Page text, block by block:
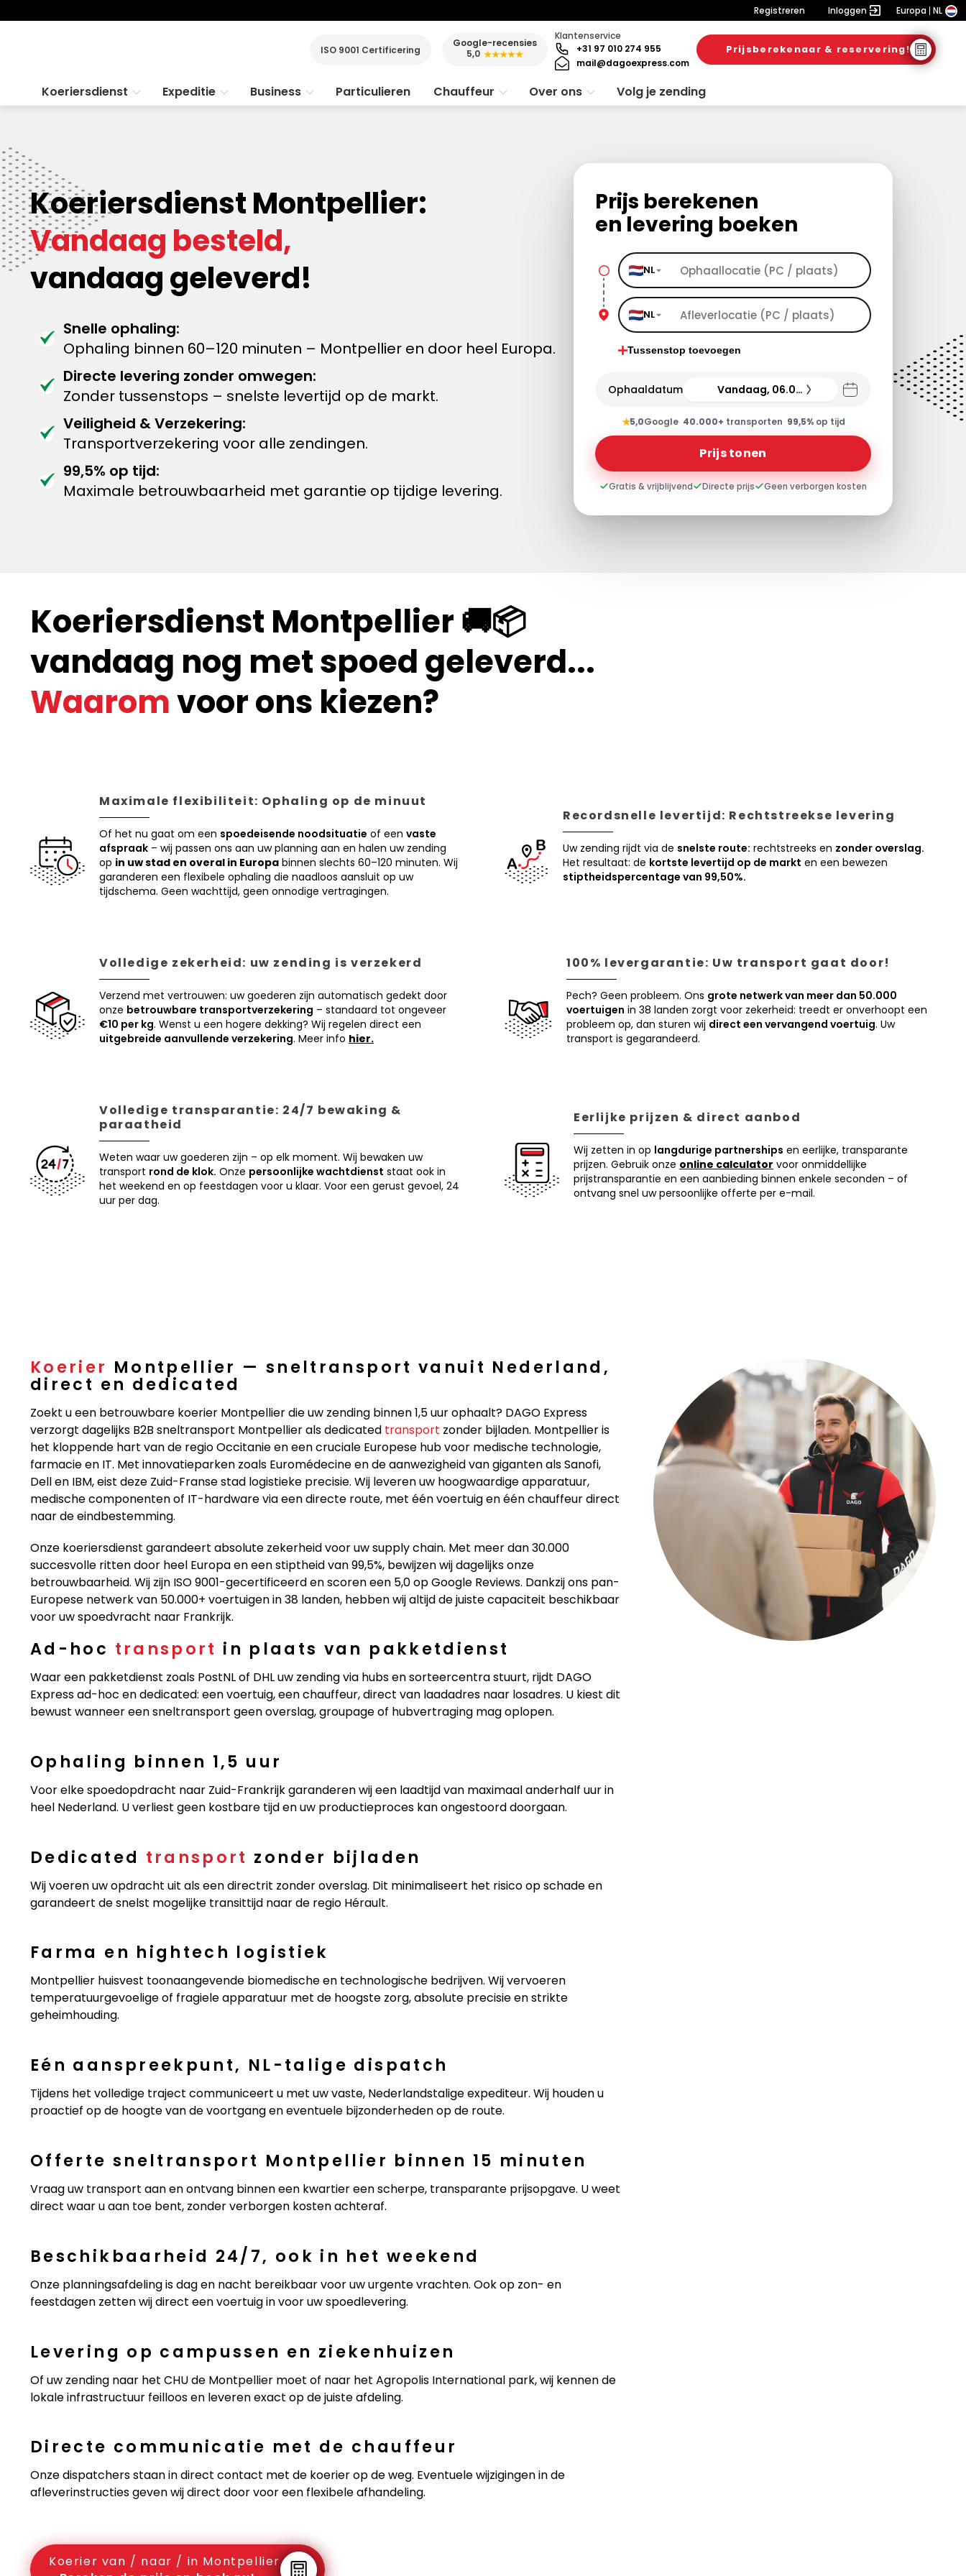
Registreren Inloggen Europa NL
ISO 9001 Certificering
Google-recensies
5,0 ★★★★★
Klantenservice
+31 97 010 274 955
mail@dagoexpress.com
Prijsberekenaar & reservering!
Koeriersdienst Expeditie Business Particulieren Chauffeur Over ons Volg je zending
Koeriersdienst Montpellier:
Vandaag besteld,
vandaag geleverd!
Snelle ophaling:
Ophaling binnen 60–120 minuten – Montpellier en door heel Europa.
Directe levering zonder omwegen:
Zonder tussenstops – snelste levertijd op de markt.
Veiligheid & Verzekering:
Transportverzekering voor alle zendingen.
99,5% op tijd:
Maximale betrouwbaarheid met garantie op tijdige levering.
Prijs berekenen
en levering boeken
NL
NL
Tussenstop toevoegen
Ophaaldatum Vandaag, 06.08.26
★5,0Google· 40.000+ transporten· 99,5%op tijd
Prijs tonen
Gratis & vrijblijvend Directe prijs Geen verborgen kosten
Koeriersdienst Montpellier 🚚📦
vandaag nog met spoed geleverd...
Waaromvoor ons kiezen?
Maximale flexibiliteit: Ophaling op de minuut
Of het nu gaat om een spoedeisende noodsituatie of een vaste
afspraak – wij passen ons aan uw planning aan en halen uw zending
op in uw stad en overal in Europa binnen slechts 60–120 minuten. Wij
garanderen een flexibele ophaling die naadloos aansluit op uw
tijdschema. Geen wachttijd, geen onnodige vertragingen.
Recordsnelle levertijd: Rechtstreekse levering
Uw zending rijdt via de snelste route: rechtstreeks en zonder overslag.
Het resultaat: de kortste levertijd op de markt en een bewezen
stiptheidspercentage van 99,50%.
Volledige zekerheid: uw zending is verzekerd
Verzend met vertrouwen: uw goederen zijn automatisch gedekt door
onze betrouwbare transportverzekering – standaard tot ongeveer
€10 per kg. Wenst u een hogere dekking? Wij regelen direct een
uitgebreide aanvullende verzekering. Meer info hier.
100% levergarantie: Uw transport gaat door!
Pech? Geen probleem. Ons grote netwerk van meer dan 50.000
voertuigen in 38 landen zorgt voor zekerheid: treedt er onverhoopt een
probleem op, dan sturen wij direct een vervangend voertuig. Uw
transport is gegarandeerd.
Volledige transparantie: 24/7 bewaking &
paraatheid
Weten waar uw goederen zijn – op elk moment. Wij bewaken uw
transport rond de klok. Onze persoonlijke wachtdienst staat ook in
het weekend en op feestdagen voor u klaar. Voor een gerust gevoel, 24
uur per dag.
Eerlijke prijzen & direct aanbod
Wij zetten in op langdurige partnerships en eerlijke, transparante
prijzen. Gebruik onze online calculator voor onmiddellijke
prijstransparantie en een aanbieding binnen enkele seconden – of
ontvang snel uw persoonlijke offerte per e-mail.
Koerier Montpellier — sneltransport vanuit Nederland,
direct en dedicated
Zoekt u een betrouwbare koerier Montpellier die uw zending binnen 1,5 uur ophaalt? DAGO Express
verzorgt dagelijks B2B sneltransport Montpellier als dedicated transport zonder bijladen. Montpellier is
het kloppende hart van de regio Occitanie en een cruciale Europese hub voor medische technologie,
farmacie en IT. Met innovatieparken zoals Euromédecine en de aanwezigheid van giganten als Sanofi,
Dell en IBM, eist deze Zuid-Franse stad logistieke precisie. Wij leveren uw hoogwaardige apparatuur,
medische componenten of IT-hardware via een directe route, met één voertuig en één chauffeur direct
naar de eindbestemming.
Onze koeriersdienst garandeert absolute zekerheid voor uw supply chain. Met meer dan 30.000
succesvolle ritten door heel Europa en een stiptheid van 99,5%, bewijzen wij dagelijks onze
betrouwbaarheid. Wij zijn ISO 9001-gecertificeerd en scoren een 5,0 op Google Reviews. Dankzij ons pan-
Europese netwerk van 50.000+ voertuigen in 38 landen, hebben wij altijd de juiste capaciteit beschikbaar
voor uw spoedvracht naar Frankrijk.
Ad-hoc transport in plaats van pakketdienst
Waar een pakketdienst zoals PostNL of DHL uw zending via hubs en sorteercentra stuurt, rijdt DAGO
Express ad-hoc en dedicated: een voertuig, een chauffeur, direct van laadadres naar losadres. U kiest dit
bewust wanneer een sneltransport geen overslag, groupage of hubvertraging mag oplopen.
Ophaling binnen 1,5 uur
Voor elke spoedopdracht naar Zuid-Frankrijk garanderen wij een laadtijd van maximaal anderhalf uur in
heel Nederland. U verliest geen kostbare tijd en uw productieproces kan ongestoord doorgaan.
Dedicated transport zonder bijladen
Wij voeren uw opdracht uit als een directrit zonder overslag. Dit minimaliseert het risico op schade en
garandeert de snelst mogelijke transittijd naar de regio Hérault.
Farma en hightech logistiek
Montpellier huisvest toonaangevende biomedische en technologische bedrijven. Wij vervoeren
temperatuurgevoelige of fragiele apparatuur met de hoogste zorg, absolute precisie en strikte
geheimhouding.
Eén aanspreekpunt, NL-talige dispatch
Tijdens het volledige traject communiceert u met uw vaste, Nederlandstalige expediteur. Wij houden u
proactief op de hoogte van de voortgang en eventuele bijzonderheden op de route.
Offerte sneltransport Montpellier binnen 15 minuten
Vraag uw transport aan en ontvang binnen een kwartier een scherpe, transparante prijsopgave. U weet
direct waar u aan toe bent, zonder verborgen kosten achteraf.
Beschikbaarheid 24/7, ook in het weekend
Onze planningsafdeling is dag en nacht bereikbaar voor uw urgente vrachten. Ook op zon- en
feestdagen zetten wij direct een voertuig in voor uw spoedlevering.
Levering op campussen en ziekenhuizen
Of uw zending naar het CHU de Montpellier moet of naar het Agropolis International park, wij kennen de
lokale infrastructuur feilloos en leveren exact op de juiste afdeling.
Directe communicatie met de chauffeur
Onze dispatchers staan in direct contact met de koerier op de weg. Eventuele wijzigingen in de
afleverinstructies geven wij direct door voor een flexibele afhandeling.
Koerier van / naar / in Montpellier